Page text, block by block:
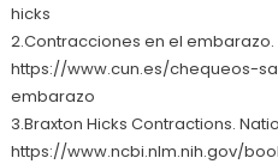
hicks
2.Contracciones en el
https://www.cun.es/chequeos-
embarazo
3.Braxton Hicks Contractions.
https://www.ncbi.nlm.nih.gov/